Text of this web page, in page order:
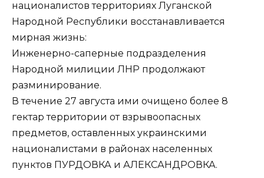
националистов территориях Луганской
Народной Республики восстанавливается
мирная жизнь:
Инженерно-саперные подразделения
Народной милиции ЛНР продолжают
разминирование.
В течение 27 августа ими очищено более 8
гектар территории от взрывоопасных
предметов, оставленных украинскими
националистами в районах населенных
пунктов ПУРДОВКА и АЛЕКСАНДРОВКА.